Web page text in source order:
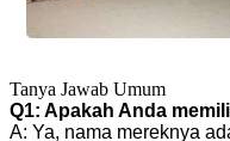
Tanya Jawab Umum
Q1: Apakah Anda
A: Ya, nama mereknya